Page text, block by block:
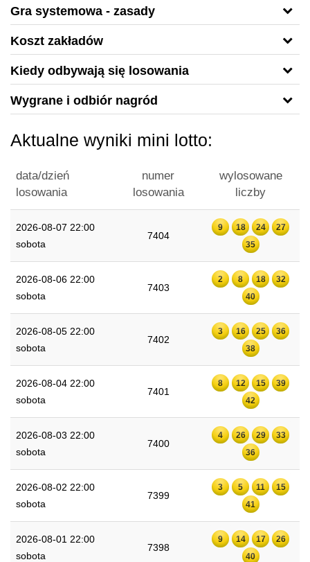
Gra systemowa - zasady
Koszt zakładów
Kiedy odbywają się losowania
Wygrane i odbiór nagród
Aktualne wyniki mini lotto:
data/dzień
losowania
numer
losowania
wylosowane
liczby
2026-08-07 22:00
sobota
7404
9 18 24
27
35
2026-08-06 22:00
sobota
7403
2 8 18
32
40
2026-08-05 22:00
sobota
7402
3 16 25
36
38
2026-08-04 22:00
sobota
7401
8 12 15
39
42
2026-08-03 22:00
sobota
7400
4 26 29
33
36
2026-08-02 22:00
sobota
7399
3 5 11
15
41
2026-08-01 22:00
sobota
7398
9 14 17
26
40